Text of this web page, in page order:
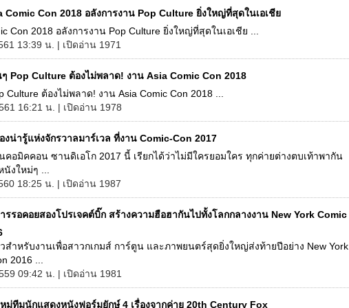
Comic Con 2018 อลังการงาน Pop Culture ยิ่งใหญ่ที่สุดในเอเชีย
Con 2018 อลังการงาน Pop Culture ยิ่งใหญ่ที่สุดในเอเชีย ...
13:39 น. | เปิดอ่าน 1971
Pop Culture ต้องไม่พลาด! งาน Asia Comic Con 2018
Culture ต้องไม่พลาด! งาน Asia Comic Con 2018 ...
16:21 น. | เปิดอ่าน 1978
งน่ารู้แห่งจักรวาลมาร์เวล ที่งาน Comic-Con 2017
คอมิคคอน ซานดิเอโก 2017 นี้ เรียกได้ว่าไม่มีใครยอมใคร ทุกค่ายต่างตบเท้าพากัน
งใหม่ๆ ...
18:25 น. | เปิดอ่าน 1987
รรอคอยสองโปรเจคต์บิ๊ก สร้างความฮือฮากันไปทั้งโลกกลางงาน New York Comic
สำหรับงานเพื่อสาวกเกมส์ การ์ตูน และภาพยนตร์สุดยิ่งใหญ่ส่งท้ายปีอย่าง New York
2016 ...
09:42 น. | เปิดอ่าน 1981
มู่ทีมนักแสดงหนังฟอร์มยักษ์ 4 เรื่องจากค่าย 20th Century Fox